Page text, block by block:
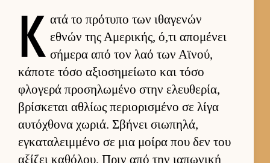
Κ ατά το πρότυπο των ιθαγενών
εθνών της Αμερικής, ό,τι απομένει
σήμερα από τον λαό των Αϊνού,
κάποτε τόσο αξιο­σημεί­ωτο και τόσο
φλογερά προσηλωμένο στην ελευ­θερία,
βρίσκεται αθλίως περιο­ρισμένο σε λίγα
αυ­τόχθονα χωριά. Σβήνει σιω­πηλά,
εγκαταλειμ­μένο σε μια μοίρα που δεν του
αξίζει καθόλου. Πριν από την ια­πωνική